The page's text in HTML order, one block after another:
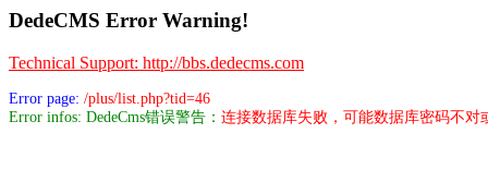
DedeCMS Error Warning!
Technical Support: http://bbs.dedecms.com
Error page: /plus/list.php?tid=46
Error infos: DedeCms错误警告： 连接数据库失败，可能数据库密码不对